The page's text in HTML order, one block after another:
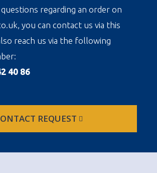
regarding an order on
you can contact us via this
reach us via the following
40 86
REQUEST